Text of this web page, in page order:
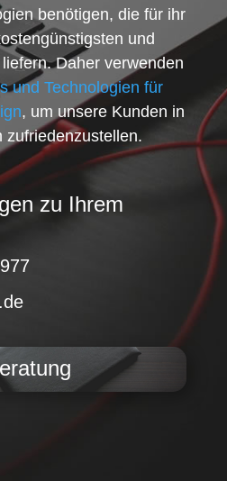
benötigen, die für ihr
und
Daher verwenden
und Technologien für
, um unsere Kunden in
zufriedenzustellen.
zu Ihrem